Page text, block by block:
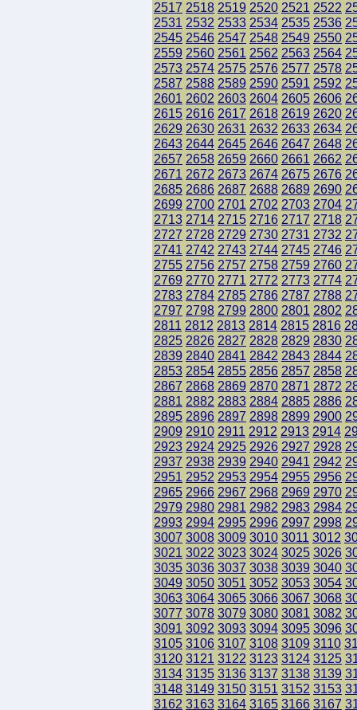
2517 2518 2519 2520 2521 2522
2531 2532 2533 2534 2535 2536
2545 2546 2547 2548 2549 2550
2559 2560 2561 2562 2563 2564
2573 2574 2575 2576 2577 2578
2587 2588 2589 2590 2591 2592
2601 2602 2603 2604 2605 2606
2615 2616 2617 2618 2619 2620
2629 2630 2631 2632 2633 2634
2643 2644 2645 2646 2647 2648
2657 2658 2659 2660 2661 2662
2671 2672 2673 2674 2675 2676
2685 2686 2687 2688 2689 2690
2699 2700 2701 2702 2703 2704
2713 2714 2715 2716 2717 2718
2727 2728 2729 2730 2731 2732
2741 2742 2743 2744 2745 2746
2755 2756 2757 2758 2759 2760
2769 2770 2771 2772 2773 2774
2783 2784 2785 2786 2787 2788
2797 2798 2799 2800 2801 2802
2811 2812 2813 2814 2815 2816
2825 2826 2827 2828 2829 2830
2839 2840 2841 2842 2843 2844
2853 2854 2855 2856 2857 2858
2867 2868 2869 2870 2871 2872
2881 2882 2883 2884 2885 2886
2895 2896 2897 2898 2899 2900
2909 2910 2911 2912 2913 2914
2923 2924 2925 2926 2927 2928
2937 2938 2939 2940 2941 2942
2951 2952 2953 2954 2955 2956
2965 2966 2967 2968 2969 2970
2979 2980 2981 2982 2983 2984
2993 2994 2995 2996 2997 2998
3007 3008 3009 3010 3011 3012
3021 3022 3023 3024 3025 3026
3035 3036 3037 3038 3039 3040
3049 3050 3051 3052 3053 3054
3063 3064 3065 3066 3067 3068
3077 3078 3079 3080 3081 3082
3091 3092 3093 3094 3095 3096
3105 3106 3107 3108 3109 3110
3120 3121 3122 3123 3124 3125
3134 3135 3136 3137 3138 3139
3148 3149 3150 3151 3152 3153
3162 3163 3164 3165 3166 3167